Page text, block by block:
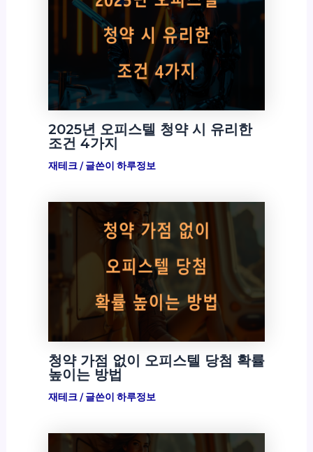
2025년 오피스텔 청약 시 유리한
조건 4가지
재테크/ 글쓴이 하루정보
청약 가점 없이 오피스텔 당첨 확률
높이는 방법
재테크/ 글쓴이 하루정보